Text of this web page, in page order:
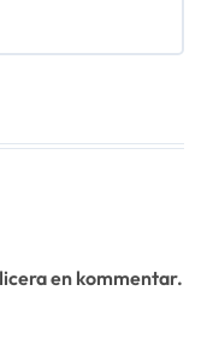
en kommentar.